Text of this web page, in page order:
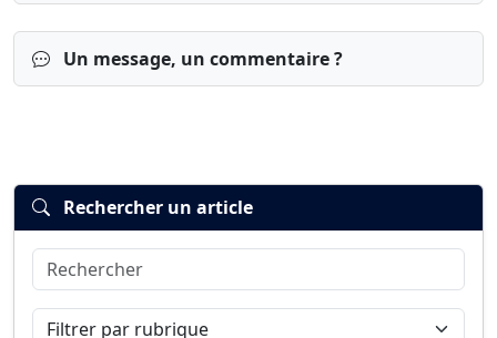
Un message, un commentaire ?
Connexion
Rechercher un article
Rechercher
Filtrer par rubrique